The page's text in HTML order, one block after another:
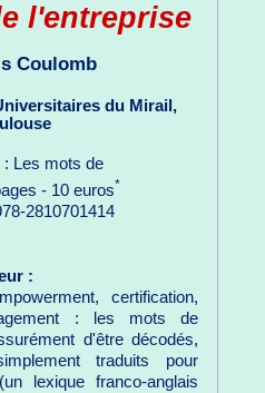
l'entreprise
Coulomb
du Mirail,
: Les mots de
- 10 euros*
2810701414
:
certification,
: les mots de
d'être décodés,
traduits pour
lexique franco-anglais